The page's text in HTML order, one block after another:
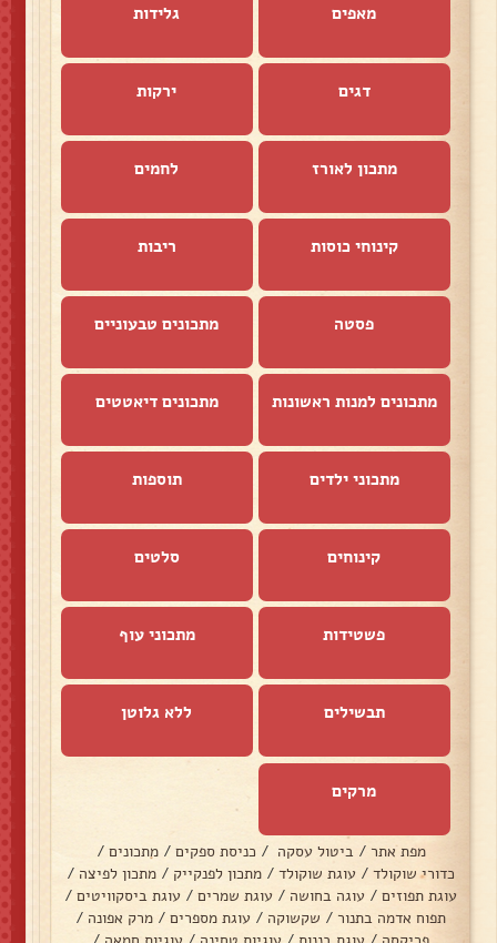
מאפים גלידות
דגים ירקות
מתכון לאורז לחמים
קינוחי כוסות ריבות
פסטה מתכונים טבעוניים
מתכונים למנות ראשונות מתכונים דיאטטים
מתכוני ילדים תוספות
קינוחים סלטים
פשטידות מתכוני עוף
תבשילים ללא גלוטן
מרקים
מפת אתר / ביטול עסקה / כניסת ספקים / מתכונים /
כדורי שוקולד / עוגת שוקולד / מתכון לפנקייק / מתכון לפיצה /
עוגת תפוזים / עוגה בחושה / עוגת שמרים / עוגת ביסקוויטים /
תפוח אדמה בתנור / שקשוקה / עוגת מספרים / מרק אפונה /